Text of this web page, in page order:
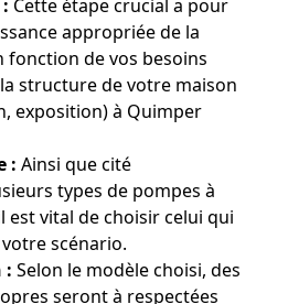
Cette étape crucial a pour
appropriée de la
fonction de vos besoins
structure de votre maison
exposition) à Quimper
: Ainsi que cité
types de pompes à
est vital de choisir celui qui
scénario.
: Selon le modèle choisi, des
seront à respectées